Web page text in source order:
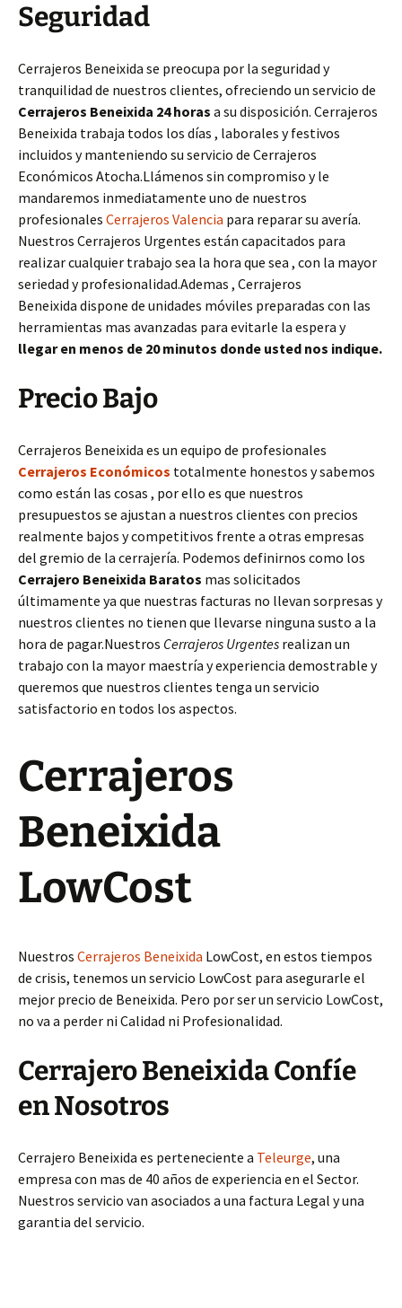
Seguridad
Cerrajeros Beneixida se preocupa por la seguridad y
tranquilidad de nuestros clientes, ofreciendo un servicio de
Cerrajeros Beneixida 24 horas a su disposición. Cerrajeros
Beneixida trabaja todos los días , laborales y festivos
incluidos y manteniendo su servicio de Cerrajeros
Económicos Atocha.Llámenos sin compromiso y le
mandaremos inmediatamente uno de nuestros
profesionales Cerrajeros Valencia para reparar su avería.
Nuestros Cerrajeros Urgentes están capacitados para
realizar cualquier trabajo sea la hora que sea , con la mayor
seriedad y profesionalidad.Ademas , Cerrajeros
Beneixida dispone de unidades móviles preparadas con las
herramientas mas avanzadas para evitarle la espera y
llegar en menos de 20 minutos donde usted nos indique.
Precio Bajo
Cerrajeros Beneixida es un equipo de profesionales
Cerrajeros Económicos totalmente honestos y sabemos
como están las cosas , por ello es que nuestros
presupuestos se ajustan a nuestros clientes con precios
realmente bajos y competitivos frente a otras empresas
del gremio de la cerrajería. Podemos definirnos como los
Cerrajero Beneixida Baratos mas solicitados
últimamente ya que nuestras facturas no llevan sorpresas y
nuestros clientes no tienen que llevarse ninguna susto a la
hora de pagar.Nuestros Cerrajeros Urgentes realizan un
trabajo con la mayor maestría y experiencia demostrable y
queremos que nuestros clientes tenga un servicio
satisfactorio en todos los aspectos.
Cerrajeros
Beneixida
LowCost
Nuestros Cerrajeros Beneixida LowCost, en estos tiempos
de crisis, tenemos un servicio LowCost para asegurarle el
mejor precio de Beneixida. Pero por ser un servicio LowCost,
no va a perder ni Calidad ni Profesionalidad.
Cerrajero Beneixida Confíe
en Nosotros
Cerrajero Beneixida es perteneciente a Teleurge, una
empresa con mas de 40 años de experiencia en el Sector.
Nuestros servicio van asociados a una factura Legal y una
garantia del servicio.